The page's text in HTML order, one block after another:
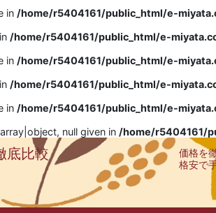
in /home/r5404161/public_html/e-
/home/r5404161/public_html/e-
in /home/r5404161/public_html/e-
/home/r5404161/public_html/e-
in /home/r5404161/public_html/e-
null given in /home/r5404161/
底比較
価格を
格安で